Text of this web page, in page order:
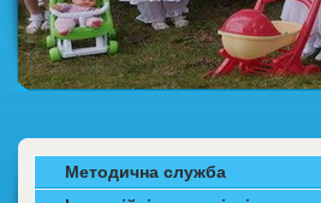
Методична служба